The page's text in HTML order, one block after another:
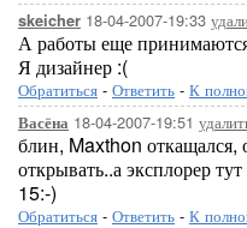
skeicher 18-04-2007-19:33
А работы еще
Я дизайнер :(
Обратиться - Ответить - К
Васёна 18-04-2007-19:51
блин, Maxthon откащался,
открывать..а эксплорер
15:-)
Обратиться - Ответить - К